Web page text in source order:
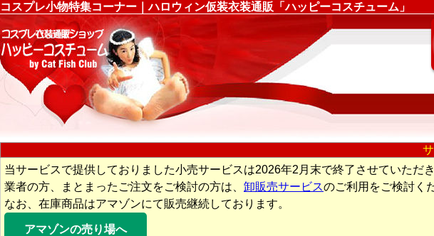
コスプレ小物特集コーナー｜ハロウィン仮装衣装通販「ハッピーコスチューム」
当サービスで提供しておりました小売サービスは2026年2月末で終了させていただき
業者の方、まとまったご注文をご検討の方は、 卸販売サービスのご利用をご検討く
なお、在庫商品はアマゾンにて販売継続しております。
アマゾンの売り場へ